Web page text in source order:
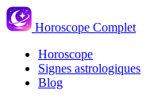
Horoscope Complet
Horoscope
Signes astrologiques
Blog